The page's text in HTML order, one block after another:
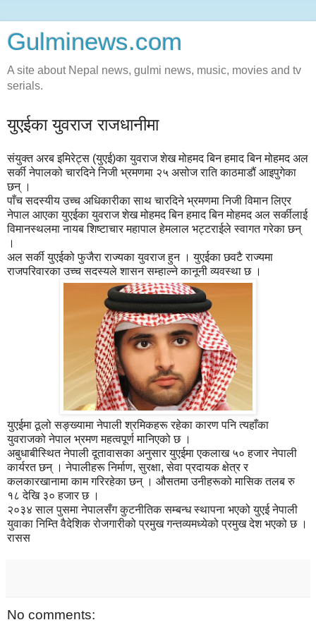
Gulminews.com
A site about Nepal news, gulmi news, music, movies and tv
serials.
युएईका युवराज राजधानीमा
संयुक्त अरब इमिरेट्स (युएई)का युवराज शेख मोहमद बिन हमाद बिन मोहमद अल
सर्की नेपालको चारदिने निजी भ्रमणमा २५ असोज राति काठमाडौं आइपुगेका
छन् ।
पाँच सदस्यीय उच्च अधिकारीका साथ चारदिने भ्रमणमा निजी विमान लिएर
नेपाल आएका युएईका युवराज शेख मोहमद बिन हमाद बिन मोहमद अल सर्कीलाई
विमानस्थलमा नायब शिष्टाचार महापाल हेमलाल भट्टराईले स्वागत गरेका छन्
।
अल सर्की युएईको फुजैरा राज्यका युवराज हुन । युएईका छवटै राज्यमा
राजपरिवारका उच्च सदस्यले शासन सम्हाल्ने कानूनी व्यवस्था छ ।
युएईमा ठूलो सङ्ख्यामा नेपाली श्रमिकहरू रहेका कारण पनि त्यहाँका
युवराजको नेपाल भ्रमण महत्वपूर्ण मानिएको छ ।
अबुधाबीस्थित नेपाली दूतावासका अनुसार युएईमा एकलाख ५० हजार नेपाली
कार्यरत छन् । नेपालीहरू निर्माण, सुरक्षा, सेवा प्रदायक क्षेत्र र
कलकारखानामा काम गरिरहेका छन् । औसतमा उनीहरूको मासिक तलब रु
१८ देखि ३० हजार छ ।
२०३४ साल पुसमा नेपालसँग कुटनीतिक सम्बन्ध स्थापना भएको युएई नेपाली
युवाका निम्ति वैदेशिक रोजगारीको प्रमुख गन्तव्यमध्येको प्रमुख देश भएको छ ।
रासस
No comments: